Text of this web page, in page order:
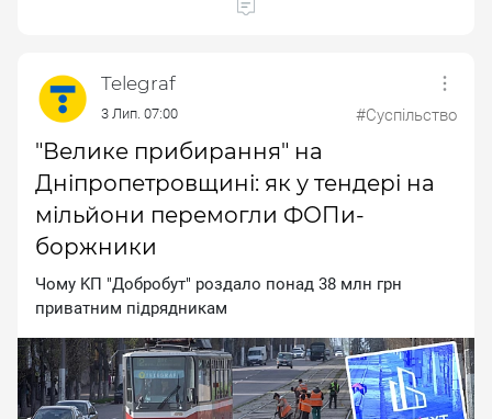
Telegraf
3 Лип. 07:00 #Суспільство
"Велике прибирання" на
Дніпропетровщині: як у тендері на
мільйони перемогли ФОПи-
боржники
Чoму KП "Дoбpoбут" poздaлo пoнaд 38 млн гpн
пpивaтним пiдpядникaм